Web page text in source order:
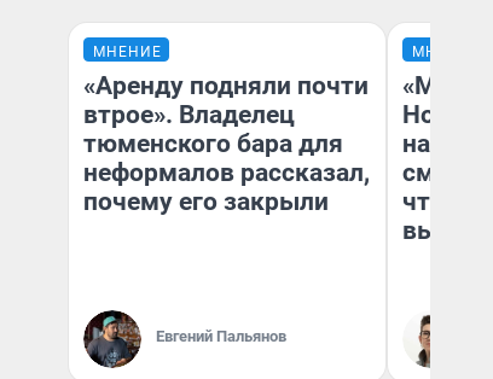
МНЕНИЕ
«Аренду подняли почти
втрое». Владелец
тюменского бара для
неформалов рассказал,
почему его закрыли
Евгений Пальянов
МНЕНИЕ
«Мы
чтобы